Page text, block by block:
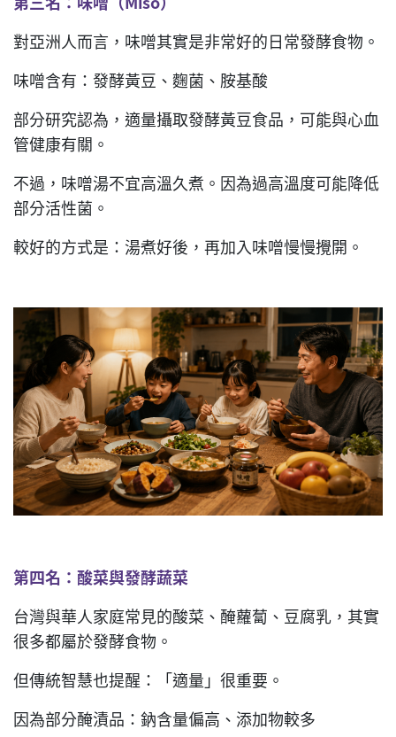
對亞洲人而言，味噌其實是非常好的日常發酵食物。
味噌含有：發酵黃豆、麴菌、胺基酸
部分研究認為，適量攝取發酵黃豆食品，可能與心血
管健康有關。
不過，味噌湯不宜高溫久煮。因為過高溫度可能降低
部分活性菌。
較好的方式是：湯煮好後，再加入味噌慢慢攪開。
第四名：酸菜與發酵蔬菜
台灣與華人家庭常見的酸菜、醃蘿蔔、豆腐乳，其實
很多都屬於發酵食物。
但傳統智慧也提醒：「適量」很重要。
因為部分醃漬品：鈉含量偏高、添加物較多